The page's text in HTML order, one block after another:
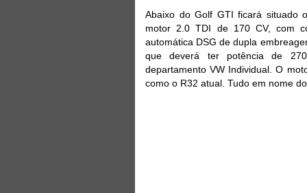
Abaixo do Golf GTI ficará situado
motor 2.0 TDI de 170 CV, com
automática DSG de dupla
que deverá ter potência de
departamento VW Individual. O
como o R32 atual. Tudo em nome do